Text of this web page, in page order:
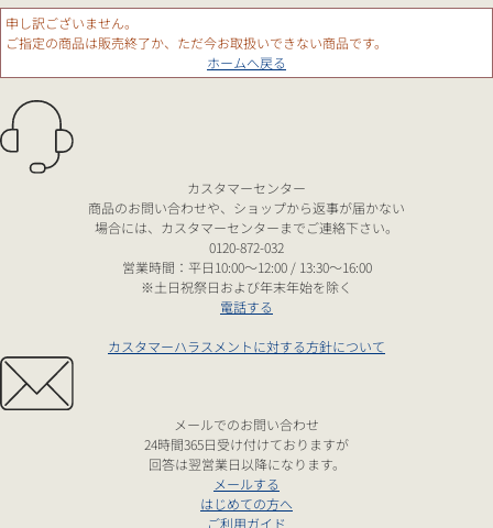
申し訳ございません。
ご指定の商品は販売終了か、ただ今お取扱いできない商品です。
ホームへ戻る
カスタマーセンター
商品のお問い合わせや、ショップから返事が届かない
場合には、カスタマーセンターまでご連絡下さい。
0120-872-032
営業時間：平日10:00～12:00 / 13:30～16:00
※土日祝祭日および年末年始を除く
電話する
カスタマーハラスメントに対する方針について
メールでのお問い合わせ
24時間365日受け付けておりますが
回答は翌営業日以降になります。
メールする
はじめての方へ
ご利用ガイド